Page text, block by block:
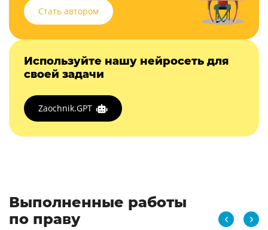
Стать автором
Используйте нашу нейросеть для
своей задачи
Zaochnik.GPT
Выполненные работы
по праву